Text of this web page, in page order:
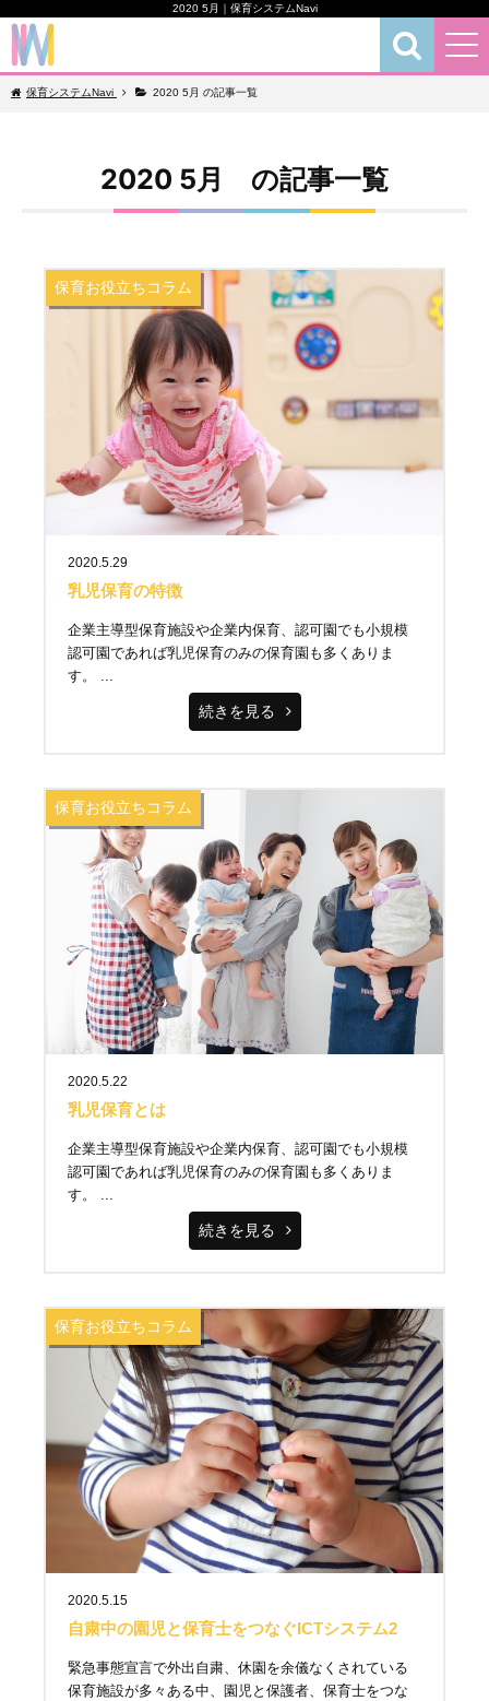
2020 5月｜保育システムNavi
保育システムNavi 2020 5月 の記事一覧
2020 5月 の記事一覧
2020.5.29
乳児保育の特徴
企業主導型保育施設や企業内保育、認可園でも小規模
認可園であれば乳児保育のみの保育園も多くありま
す。 ...
続きを見る
保育お役立ちコラム
2020.5.22
乳児保育とは
企業主導型保育施設や企業内保育、認可園でも小規模
認可園であれば乳児保育のみの保育園も多くありま
す。 ...
続きを見る
保育お役立ちコラム
2020.5.15
自粛中の園児と保育士をつなぐICTシステム2
緊急事態宣言で外出自粛、休園を余儀なくされている
保育施設が多々ある中、園児と保護者、保育士をつな
保育お役立ちコラム
保育お役立ちコラム